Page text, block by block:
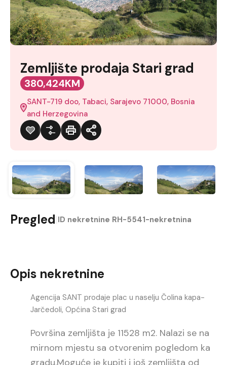
Zemljište prodaja Stari grad
380,424KM
SANT-719 doo, Tabaci, Sarajevo 71000, Bosnia
and Herzegovina
Pregled ID nekretnine RH-5541-nekretnina
Opis nekretnine
Agencija SANT prodaje plac u naselju Čolina kapa-
Jarčedoli, Općina Stari grad
Površina zemljišta je 11528 m2. Nalazi se na
mirnom mjestu sa otvorenim pogledom ka
gradu.Moguće je kupiti i još zemljišta od